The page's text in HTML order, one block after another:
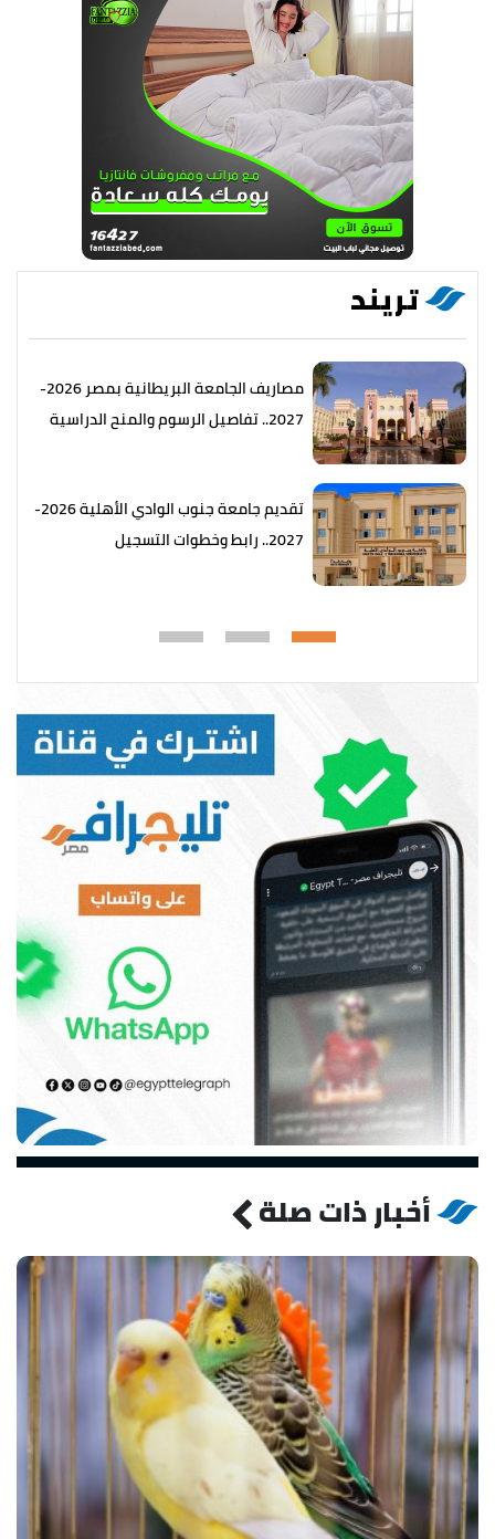
تريند
مصاريف الجامعة البريطانية بمصر 2026-
2027.. تفاصيل الرسوم والمنح الدراسية
تقديم جامعة جنوب الوادي الأهلية 2026-
2027.. رابط وخطوات التسجيل
أخبار ذات صلة